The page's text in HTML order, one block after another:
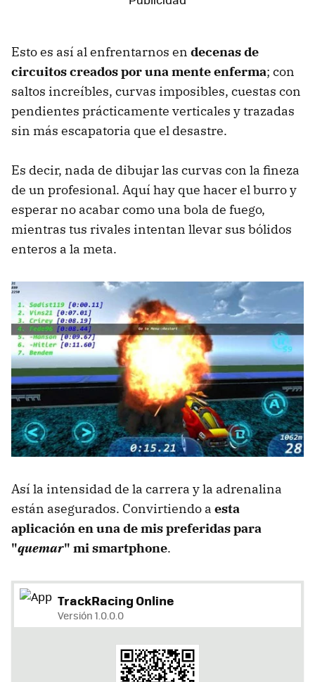
Esto es así al enfrentarnos en decenas de
circuitos creados por una mente enferma; con
saltos increíbles, curvas imposibles, cuestas con
pendientes prácticamente verticales y trazadas
sin más escapatoria que el desastre.
Es decir, nada de dibujar las curvas con la fineza
de un profesional. Aquí hay que hacer el burro y
esperar no acabar como una bola de fuego,
mientras tus rivales intentan llevar sus bólidos
enteros a la meta.
Así la intensidad de la carrera y la adrenalina
están asegurados. Convirtiendo a esta
aplicación en una de mis preferidas para
"quemar" mi smartphone.
TrackRacing Online
Versión 1.0.0.0